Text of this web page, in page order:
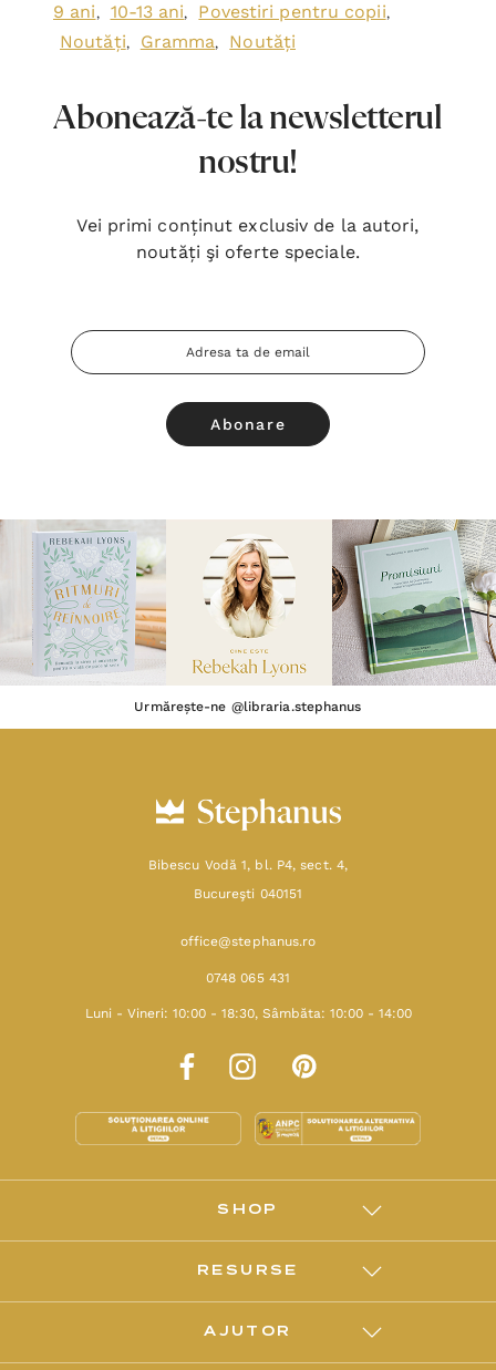
9 ani, 10-13 ani, Povestiri pentru copii,
Noutăți, Gramma, Noutăți
Abonează-te la newsletterul
nostru!
Vei primi conținut exclusiv de la autori,
noutăți şi oferte speciale.
Adresa
Email
Urmărește-ne @libraria.stephanus
Bibescu Vodă 1, bl. P4, sect. 4,
Bucureşti 040151
office@stephanus.ro
0748 065 431
Luni - Vineri: 10:00 - 18:30, Sâmbăta: 10:00 - 14:00
SHOP
RESURSE
AJUTOR